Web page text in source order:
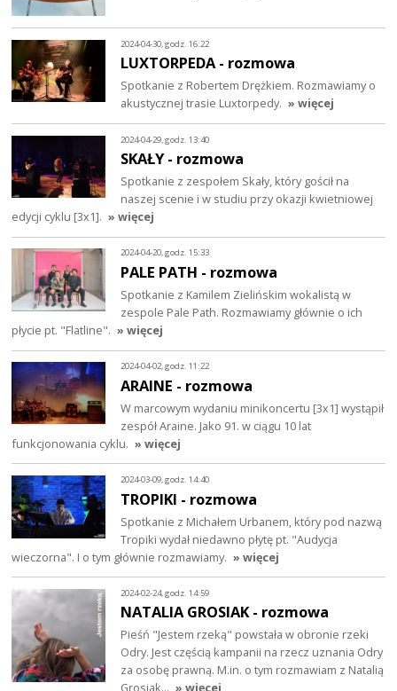
2024-04-30, godz. 16:22
LUXTORPEDA - rozmowa
Spotkanie z Robertem Drężkiem. Rozmawiamy o
akustycznej trasie Luxtorpedy. » więcej
2024-04-29, godz. 13:40
SKAŁY - rozmowa
Spotkanie z zespołem Skały, który gościł na
naszej scenie i w studiu przy okazji kwietniowej
edycji cyklu [3x1]. » więcej
2024-04-20, godz. 15:33
PALE PATH - rozmowa
Spotkanie z Kamilem Zielińskim wokalistą w
zespole Pale Path. Rozmawiamy głównie o ich
płycie pt. "Flatline". » więcej
2024-04-02, godz. 11:22
ARAINE - rozmowa
W marcowym wydaniu minikoncertu [3x1] wystąpił
zespół Araine. Jako 91. w ciągu 10 lat
funkcjonowania cyklu. » więcej
2024-03-09, godz. 14:40
TROPIKI - rozmowa
Spotkanie z Michałem Urbanem, który pod nazwą
Tropiki wydał niedawno płytę pt. "Audycja
wieczorna". I o tym głównie rozmawiamy. » więcej
2024-02-24, godz. 14:59
NATALIA GROSIAK - rozmowa
Pieśń "Jestem rzeką" powstała w obronie rzeki
Odry. Jest częścią kampanii na rzecz uznania Odry
za osobę prawną. M.in. o tym rozmawiam z Natalią